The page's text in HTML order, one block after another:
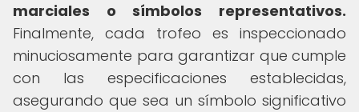
marciales o símbolos representativos.
Finalmente, cada trofeo es inspeccionado
minuciosamente para garantizar que cumple
con las especificaciones establecidas,
asegurando que sea un símbolo significativo